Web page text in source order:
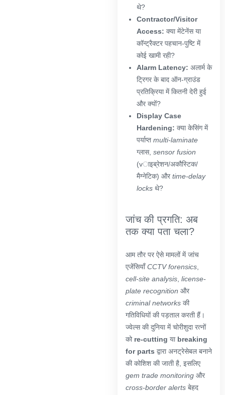
थे?
Contractor/Visitor
Access: क्या मेंटेनेंस या
कॉन्ट्रैक्टर पहचान-पुष्टि में
कोई खामी रही?
Alarm Latency: अलार्म के
ट्रिगर के बाद ऑन-ग्राउंड
प्रतिक्रिया में कितनी देरी हुई
और क्यों?
Display Case
Hardening: क्या केसिंग में
पर्याप्त multi-laminate
ग्लास, sensor fusion
(vाइब्रेशन/अकौस्टिक/
मैग्नेटिक) और time-delay
locks थे?
जांच की प्रगति: अब
तक क्या पता चला?
आम तौर पर ऐसे मामलों में जांच
एजेंसियाँCCTV forensics,
cell-site analysis, license-
plate recognition और
criminal networks की
गतिविधियों की पड़ताल करती हैं।
ज्वेल्स की दुनिया में चोरीशुदा रत्नों
को re-cutting या breaking
for parts द्वारा अनट्रेसेबल बनाने
की कोशिश की जाती है, इसलिए
gem trade monitoring और
cross-border alerts बेहद